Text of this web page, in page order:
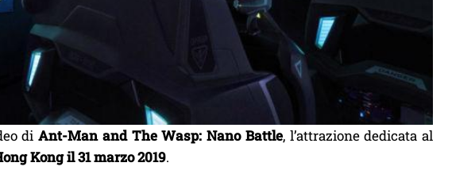
diAnt-Man and The Wasp: Nano Battle, l’attrazione dedicata al
Kong il 31 marzo 2019.